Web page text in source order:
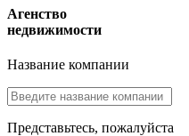
Агенство
недвижимости
Название компании
Представьтесь, пожалуйста